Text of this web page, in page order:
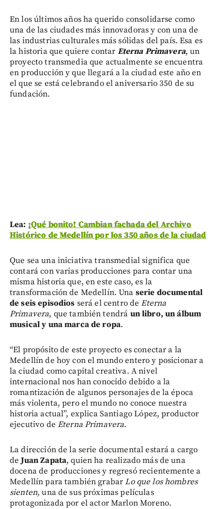
En los últimos años ha querido consolidarse como
una de las ciudades más innovadoras y con una de
las industrias culturales más sólidas del país. Esa es
la historia que quiere contar Eterna Primavera, un
proyecto transmedia que actualmente se encuentra
en producción y que llegará a la ciudad este año en
el que se está celebrando el aniversario 350 de su
fundación.
Lea: ¡Qué bonito! Cambian fachada del Archivo
Histórico de Medellín por los 350 años de la ciudad
Que sea una iniciativa transmedial significa que
contará con varias producciones para contar una
misma historia que, en este caso, es la
transformación de Medellín. Una serie documental
de seis episodios será el centro deEterna
Primavera, que también tendrá un libro, un álbum
musical y una marca de ropa.
“El propósito de este proyecto es conectar a la
Medellín de hoy con el mundo entero y posicionar a
la ciudad como capital creativa. A nivel
internacional nos han conocido debido a la
romantización de algunos personajes de la época
más violenta, pero el mundo no conoce nuestra
historia actual”, explica Santiago López, productor
ejecutivo de Eterna Primavera.
La dirección de la serie documental estará a cargo
deJuan Zapata, quien ha realizado más de una
docena de producciones y regresó recientemente a
Medellín para también grabarLo que los hombres
sienten, una de sus próximas películas
protagonizada por el actor Marlon Moreno.